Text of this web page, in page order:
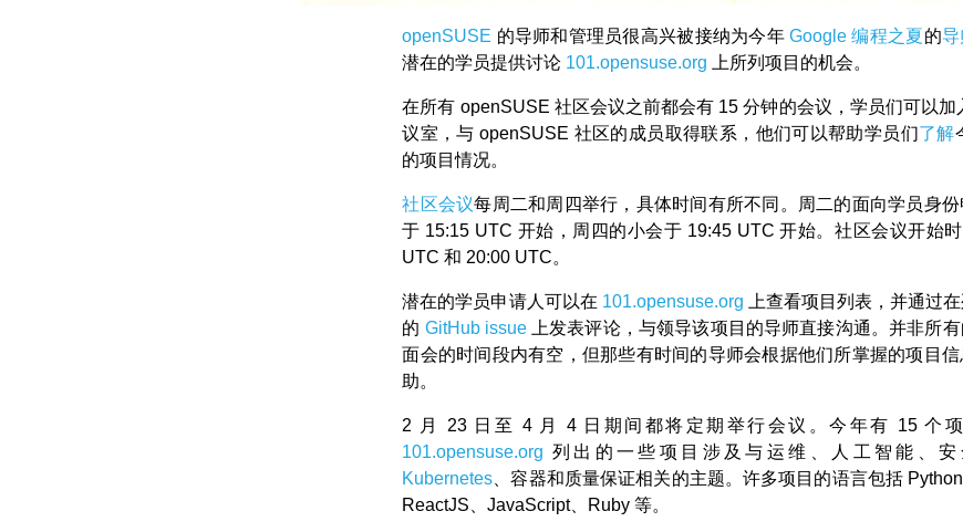
openSUSE 的导师和管理员很高兴被接纳为今年Google 编程之夏的导
潜在的学员提供讨论 101.opensuse.org 上所列项目的机会。
在所有 openSUSE 社区会议之前都会有 15 分钟的会议，学员们可以加
议室，与 openSUSE 社区的成员取得联系，他们可以帮助学员们了解
的项目情况。
社区会议每周二和周四举行，具体时间有所不同。周二的面向学员身
于 15:15 UTC 开始，周四的小会于 19:45 UTC 开始。社区会议开始
UTC 和 20:00 UTC。
潜在的学员申请人可以在 101.opensuse.org 上查看项目列表，并通过
的 GitHub issue上发表评论，与领导该项目的导师直接沟通。并非所
面会的时间段内有空，但那些有时间的导师会根据他们所掌握的项目
助。
2 月 23 日至 4 月 4 日期间都将定期举行会议。今年有 15 个项
101.opensuse.org 列出的一些项目涉及与运维、人工智能、安
Kubernetes 、容器和质量保证相关的主题。许多项目的语言包括
ReactJS、JavaScript、Ruby 等。